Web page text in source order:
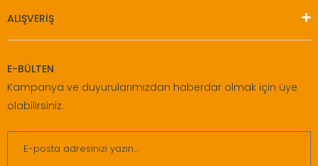
ALIŞVERİŞ
E-BÜLTEN
Kampanya ve duyurularımızdan haberdar olmak için üye
olabilirsiniz.